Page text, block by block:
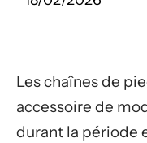
Les chaînes de
accessoire de
durant la période